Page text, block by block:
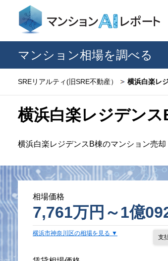
マンション相場を調べる
SREリアルティ(旧SRE不動産） 横浜白楽レ
横浜白楽レジデン
横浜白楽レジデンスB棟のマンション売
相場価格
7,761万円～1億
横浜市神奈川区の相場を見る
支